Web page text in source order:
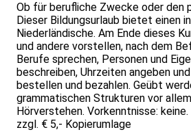
Ob für berufliche Zwecke oder den
Dieser Bildungsurlaub bietet einen
Niederländische. Am Ende dieses
und andere vorstellen, nach dem
Berufe sprechen, Personen und
beschreiben, Uhrzeiten angeben
bestellen und bezahlen. Geübt
grammatischen Strukturen vor
Hörverstehen. Vorkenntnisse: keine.
zzgl. € 5,- Kopierumlage